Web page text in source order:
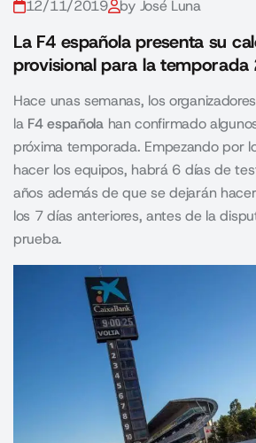
12/11/2019 by José Luna
La F4 española presenta su
provisional para la
Hace unas semanas, los
la F4 españolahan confirmado
próxima temporada. Empezando por
hacer los equipos, habrá 6 días de
años además de que se dejarán
los 7 días anteriores, antes de la
prueba.